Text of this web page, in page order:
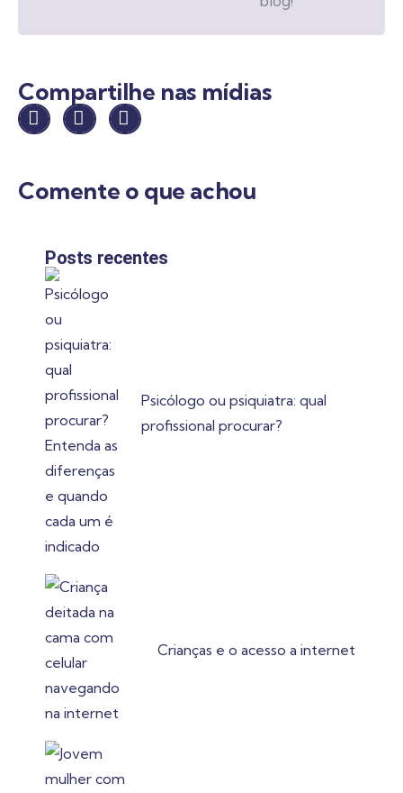
Compartilhe nas mídias
Comente o que achou
Posts recentes
Psicólogo ou psiquiatra: qual
profissional procurar?
Crianças e o acesso a internet